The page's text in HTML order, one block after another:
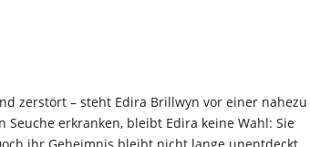
zerstört – steht Edira Brillwyn vor einer nahezu
erkranken, bleibt Edira keine Wahl: Sie